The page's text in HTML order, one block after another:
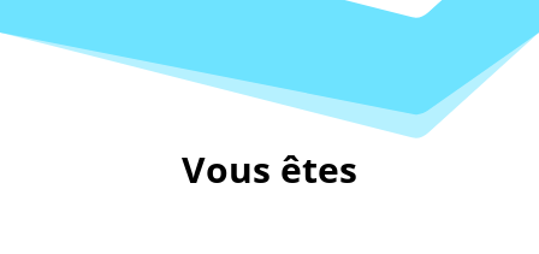
Vous êtes